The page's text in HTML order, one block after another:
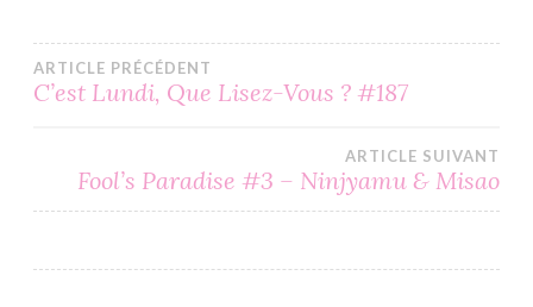
Navigation
l’article
ARTICLE PRÉCÉDENT
C’est Lundi, Que Lisez-Vous ? #187
ARTICLE SUIVANT
Fool’s Paradise #3 – Ninjyamu & Misao